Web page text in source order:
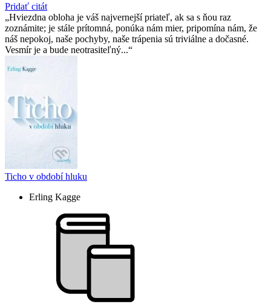
Pridať citát
Hviezdna obloha je váš najvernejší priateľ, ak sa s ňou raz
zoznámite; je stále prítomná, ponúka nám mier, pripomína nám, že
náš nepokoj, naše pochyby, naše trápenia sú triviálne a dočasné.
Vesmír je a bude neotrasiteľný...
Ticho v období hluku
Erling Kagge